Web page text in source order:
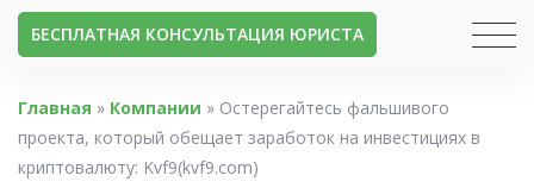
БЕСПЛАТНАЯ КОНСУЛЬТАЦИЯ ЮРИСТА
Главная » Компании » Остерегайтесь фальшивого
проекта, который обещает заработок на инвестициях в
криптовалюту: Kvf9(kvf9.com)